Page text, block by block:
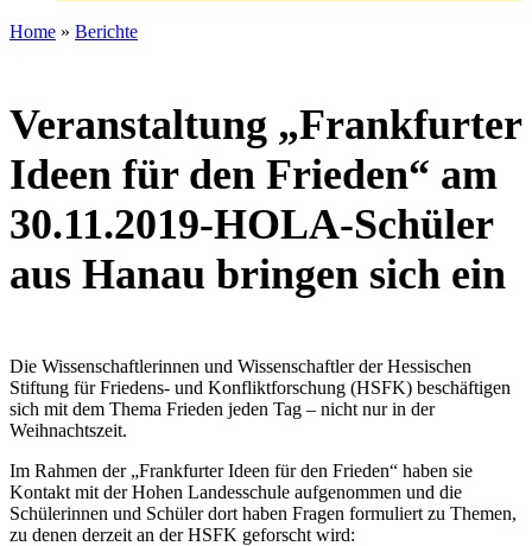
Home » Berichte
Veranstaltung „Frankfurter
Ideen für den Frieden“ am
30.11.2019-HOLA-Schüler
aus Hanau bringen sich ein
Die Wissenschaftlerinnen und Wissenschaftler der Hessischen
Stiftung für Friedens- und Konfliktforschung (HSFK) beschäftigen
sich mit dem Thema Frieden jeden Tag – nicht nur in der
Weihnachtszeit.
Im Rahmen der „Frankfurter Ideen für den Frieden“ haben sie
Kontakt mit der Hohen Landesschule aufgenommen und die
Schülerinnen und Schüler dort haben Fragen formuliert zu Themen,
zu denen derzeit an der HSFK geforscht wird: